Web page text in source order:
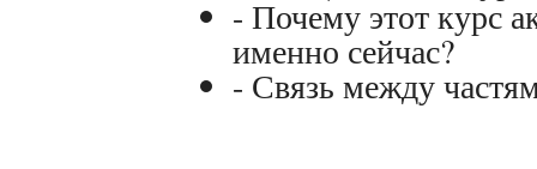
- Почему этот курс
именно сейчас?
- Связь между